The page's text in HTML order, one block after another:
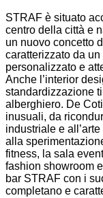
STRAF è situato
centro della città e
un nuovo concetto
caratterizzato da
personalizzato e
Anche l’interior
standardizzazione
alberghiero. De
inusuali, da
industriale e
alla
fitness, la sala
fashion showroom
bar STRAF con i
completano e